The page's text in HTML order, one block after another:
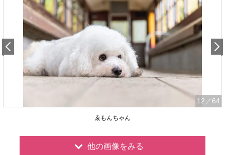
12 ／64
ゑもんちゃん
他の画像をみる